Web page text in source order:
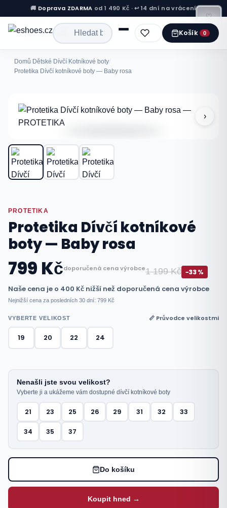
🚚 Doprava ZDARMA od 1 490 Kč · ↩ 14 dní na vrácení
Košík 0
Domů /Dětské /Dívčí/Kotníkové boty/
Protetika Dívčí kotníkové boty — Baby rosa
›
PROTETIKA
Protetika Dívčí kotníkové
boty — Baby rosa
799 Kčdoporučená cena výrobce1 199 Kč −33 %
Naše cena je o 400 Kč nižší než doporučená cena výrobce
Nejnižší cena za posledních 30 dní: 799 Kč
VYBERTE VELIKOST 📏 Průvodce velikostmi
19 20 22 24
Nenašli jste svou velikost?
Vyberte ji a ukážeme vám dostupné dívčí kotníkové boty
21 23 25 26 29 31 32 33
34 35 37
Do košíku
Koupit hned →
♡